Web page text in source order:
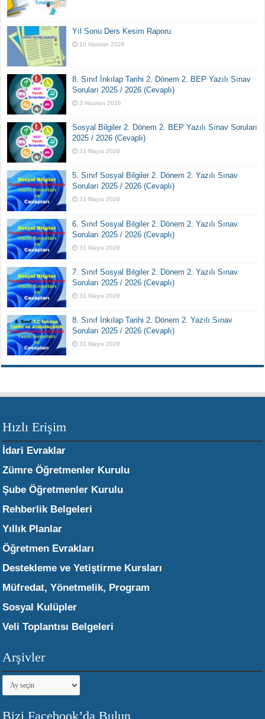
Yıl Sonu Ders Kesim Raporu
10 Haziran 2026
8. Sınıf İnkılap Tarihi 2. Dönem 2. BEP Yazılı Sınav
Soruları 2025 / 2026 (Cevaplı)
3 Haziran 2026
Sosyal Bilgiler 2. Dönem 2. BEP Yazılı Sınav Soruları
2025 / 2026 (Cevaplı)
31 Mayıs 2026
5. Sınıf Sosyal Bilgiler 2. Dönem 2. Yazılı Sınav
Soruları 2025 / 2026 (Cevaplı)
31 Mayıs 2026
6. Sınıf Sosyal Bilgiler 2. Dönem 2. Yazılı Sınav
Soruları 2025 / 2026 (Cevaplı)
31 Mayıs 2026
7. Sınıf Sosyal Bilgiler 2. Dönem 2. Yazılı Sınav
Soruları 2025 / 2026 (Cevaplı)
31 Mayıs 2026
8. Sınıf İnkılap Tarihi 2. Dönem 2. Yazılı Sınav
Soruları 2025 / 2026 (Cevaplı)
31 Mayıs 2026
Hızlı Erişim
İdari Evraklar
Zümre Öğretmenler Kurulu
Şube Öğretmenler Kurulu
Rehberlik Belgeleri
Yıllık Planlar
Öğretmen Evrakları
Destekleme ve Yetiştirme Kursları
Müfredat, Yönetmelik, Program
Sosyal Kulüpler
Veli Toplantısı Belgeleri
Arşivler
Arşivler
Bizi Facebook’da Bulun